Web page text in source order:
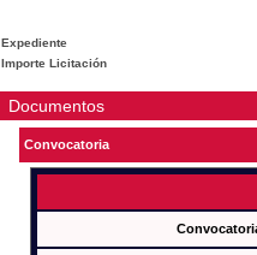
Expediente
Importe Licitación
Documentos
Convocatoria